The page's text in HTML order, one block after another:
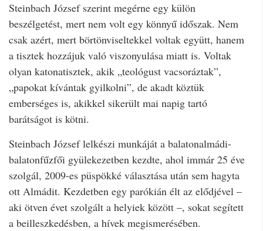
Steinbach József szerint megérne egy külön
beszélgetést, mert nem volt egy könnyű időszak. Nem
csak azért, mert börtönviseltekkel voltak együtt, hanem
a tisztek hozzájuk való viszonyulása miatt is. Voltak
olyan katonatisztek, akik „teológust vacsoráztak”,
„papokat kívántak gyilkolni”, de akadt köztük
emberséges is, akikkel sikerült mai napig tartó
barátságot is kötni.
Steinbach József lelkészi munkáját a balatonalmádi-
balatonfűzfői gyülekezetben kezdte, ahol immár 25 éve
szolgál, 2009-es püspökké választása után sem hagyta
ott Almádit. Kezdetben egy parókián élt az elődjével –
aki ötven évet szolgált a helyiek között –, sokat segített
a beilleszkedésben, a hívek megismerésében.